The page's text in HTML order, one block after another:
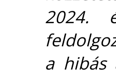
2024.
a hibás